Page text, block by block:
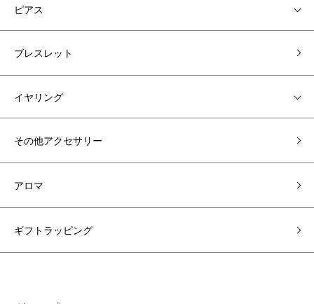
ピアス
ブレスレット
イヤリング
その他アクセサリー
アロマ
ギフトラッピング